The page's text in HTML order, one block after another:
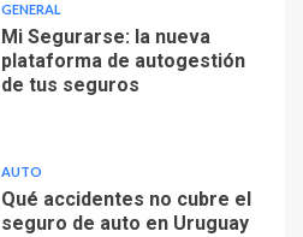
GENERAL
Mi Segurarse: la nueva
plataforma de autogestión
de tus seguros
AUTO
Qué accidentes no cubre el
seguro de auto en Uruguay